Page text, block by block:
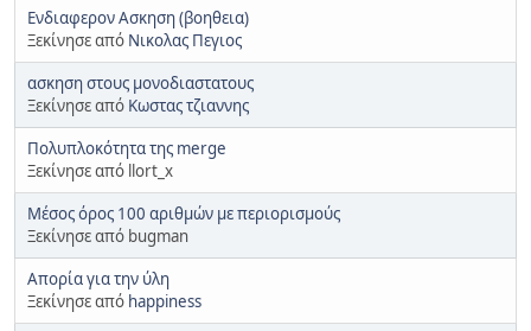
Ενδιαφερον Ασκηση (βοηθεια)
Ξεκίνησε από Νικολας Πεγιος
ασκηση στους μονοδιαστατους
Ξεκίνησε από Κωστας τζιαννης
Πολυπλοκότητα της merge
Ξεκίνησε από llort_x
Μέσος όρος 100 αριθμών με περιορισμούς
Ξεκίνησε από bugman
Απορία για την ύλη
Ξεκίνησε από happiness